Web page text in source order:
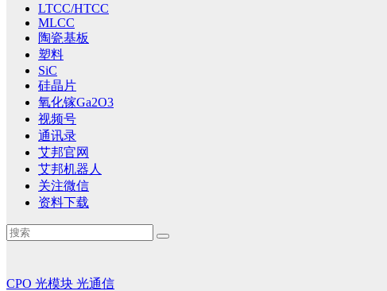
LTCC/HTCC
MLCC
陶瓷基板
塑料
SiC
硅晶片
氧化镓Ga2O3
视频号
通讯录
艾邦官网
艾邦机器人
关注微信
资料下载
CPO 光模块 光通信